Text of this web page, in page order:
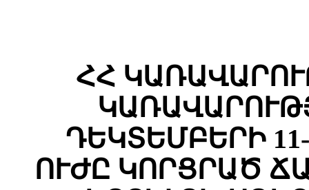
ՀՀ
ԴԵԿՏԵՄԲԵՐԻ
ՈՒԺԸ ԿՈՐՑՐԱԾ